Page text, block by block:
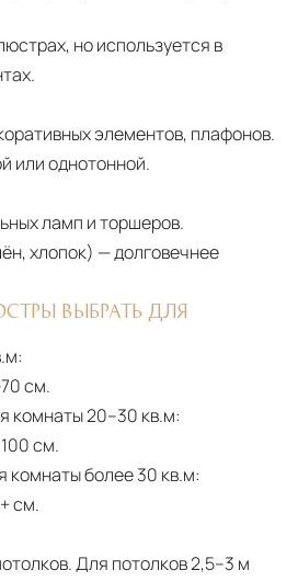
но используется в
элементов, плафонов.
или однотонной.
ламп и торшеров.
хлопок) — долговечнее
ВЫБРАТЬ ДЛЯ
см.
комнаты 20–30 кв.м:
см.
комнаты более 30 кв.м:
см.
Для потолков 2,5–3 м